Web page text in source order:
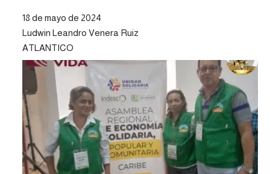
Fecha
18 de mayo de 2024
Autor
Ludwin Leandro Venera Ruiz
Respecto a
ATLANTICO